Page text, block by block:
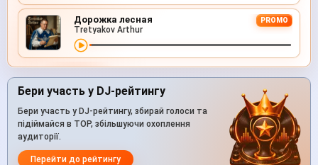
Дорожка лесная PROMO
Tretyakov Arthur
Бери участь у DJ-рейтингу
Бери участь у DJ-рейтингу, збирай голоси та
підіймайся в TOP, збільшуючи охоплення
аудиторії.
Перейти до рейтингу